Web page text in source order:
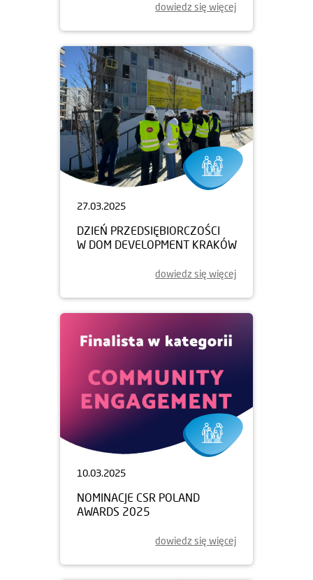
dowiedz się więcej
27.03.2025
DZIEŃ PRZEDSIĘBIORCZOŚCI
W DOM DEVELOPMENT KRAKÓW
dowiedz się więcej
10.03.2025
NOMINACJE CSR POLAND
AWARDS 2025
dowiedz się więcej